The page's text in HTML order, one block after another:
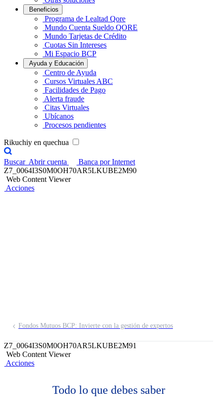
Beneficios
Programa de Lealtad Qore
Mundo Cuenta Sueldo QORE
Mundo Tarjetas de Crédito
Cuotas Sin Intereses
Mi Espacio BCP
Ayuda y Educación
Centro de Ayuda
Cursos Virtuales ABC
Facilidades de Pago
Alerta fraude
Citas Virtuales
Ubícanos
Procesos pendientes
Rikuchiy en quechua
Buscar Abrir cuenta
Banca por Internet
Z7_0064I3S0M0OH70AR5LKUBE2M90
Web Content Viewer
Acciones
Fondos Mutuos BCP: Invierte con la gestión de expertos
Z7_0064I3S0M0OH70AR5LKUBE2M91
Web Content Viewer
Acciones
Todo lo que debes saber